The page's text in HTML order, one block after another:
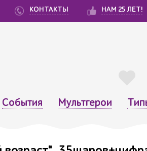
КОНТАКТЫ НАМ 25 ЛЕТ!
События Мультгерои